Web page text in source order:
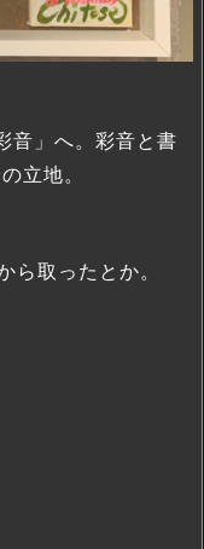
音」へ。彩音と書
立地。
取ったとか。